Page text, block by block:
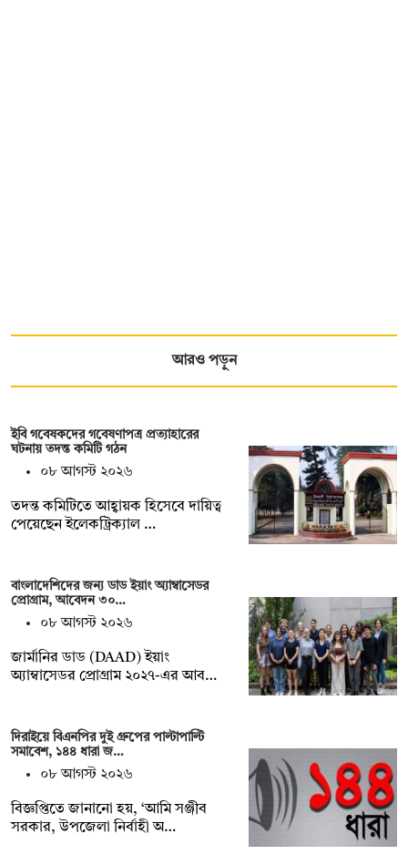
আরও পড়ুন
ইবি গবেষকদের গবেষণাপত্র প্রত্যাহারের
ঘটনায় তদন্ত কমিটি গঠন
০৮ আগস্ট ২০২৬
তদন্ত কমিটিতে আহ্বায়ক হিসেবে দায়িত্ব
পেয়েছেন ইলেকট্রিক্যাল …
বাংলাদেশিদের জন্য ডাড ইয়াং অ্যাম্বাসেডর
প্রোগ্রাম, আবেদন ৩০…
০৮ আগস্ট ২০২৬
জার্মানির ডাড (DAAD) ইয়াং
অ্যাম্বাসেডর প্রোগ্রাম ২০২৭-এর আব…
দিরাইয়ে বিএনপির দুই গ্রুপের পাল্টাপাল্টি
সমাবেশ, ১৪৪ ধারা জ…
০৮ আগস্ট ২০২৬
বিজ্ঞপ্তিতে জানানো হয়, ‘আমি সঞ্জীব
সরকার, উপজেলা নির্বাহী অ…